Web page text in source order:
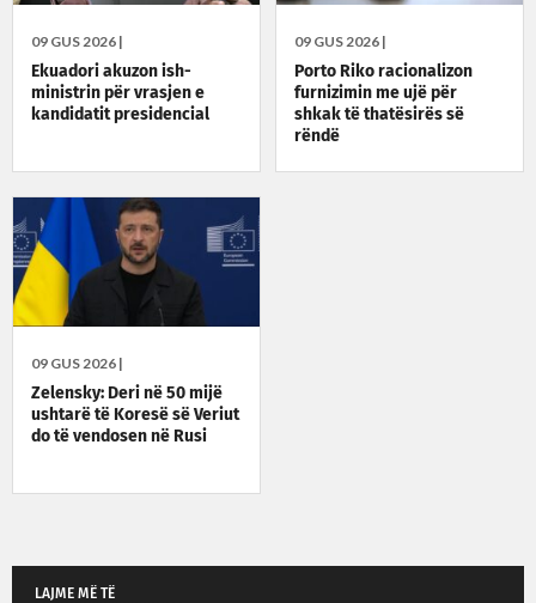
09 GUS 2026 |
Ekuadori akuzon ish-
ministrin për vrasjen e
kandidatit presidencial
09 GUS 2026 |
Porto Riko racionalizon
furnizimin me ujë për
shkak të thatësirës së
rëndë
09 GUS 2026 |
Zelensky: Deri në 50 mijë
ushtarë të Koresë së Veriut
do të vendosen në Rusi
LAJME MË TË